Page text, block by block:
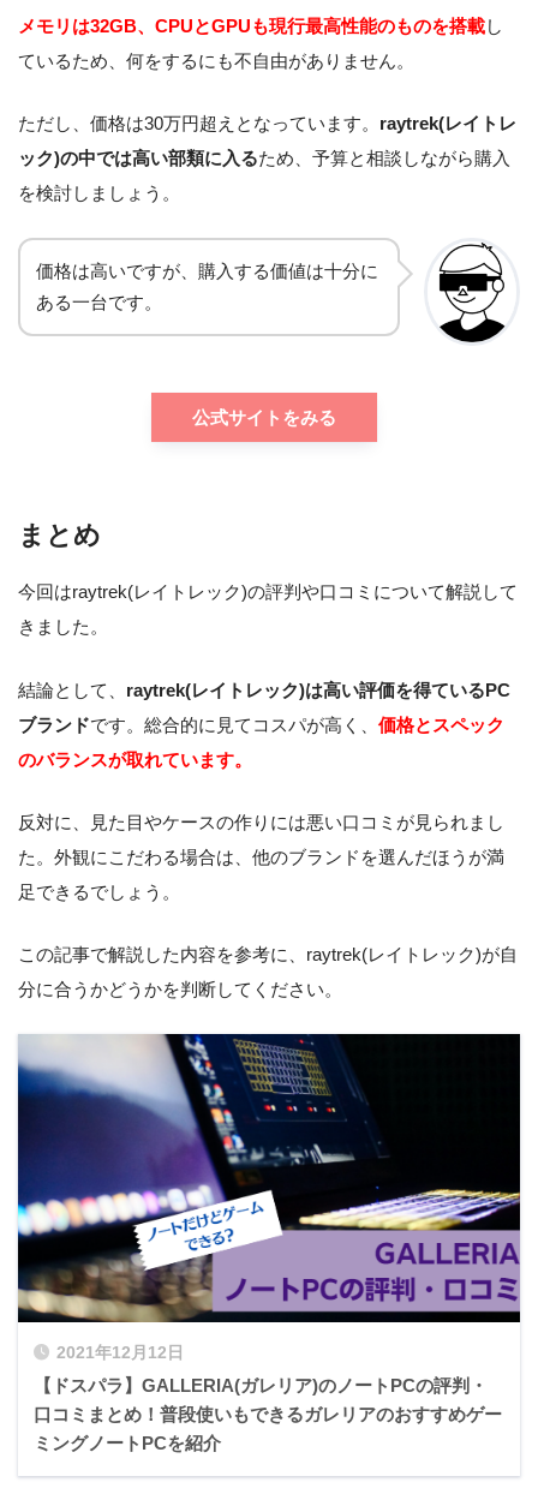
メモリは32GB、CPUとGPUも現行最高性能のものを搭載し
ているため、何をするにも不自由がありません。
ただし、価格は30万円超えとなっています。 raytrek(レイトレ
ック)の中では高い部類に入るため、予算と相談しながら購入
を検討しましょう。
価格は高いですが、購入する価値は十分に
ある一台です。
公式サイトをみる
まとめ
今回はraytrek(レイトレック)の評判や口コミについて解説して
きました。
結論として、 raytrek(レイトレック)は高い評価を得ているPC
ブランドです。総合的に見てコスパが高く、 価格とスペック
のバランスが取れています。
反対に、見た目やケースの作りには悪い口コミが見られまし
た。外観にこだわる場合は、他のブランドを選んだほうが満
足できるでしょう。
この記事で解説した内容を参考に、raytrek(レイトレック)が自
分に合うかどうかを判断してください。
2021年12月12日
【ドスパラ】GALLERIA(ガレリア)のノートPCの評判・
口コミまとめ！普段使いもできるガレリアのおすすめゲー
ミングノートPCを紹介